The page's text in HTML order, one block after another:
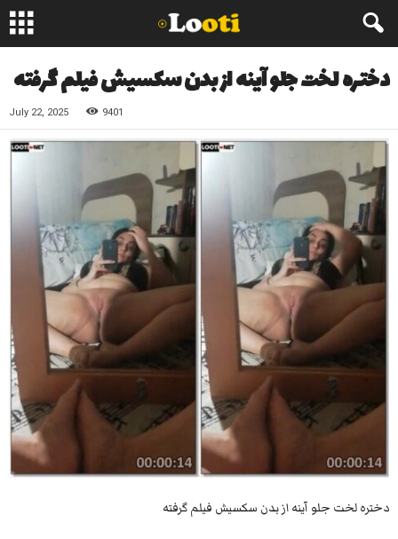
دختره لخت جلو آینه از بدن سکسیش فیلم گرفته
July 22, 2025 9401
دختره لخت جلو آینه از بدن سکسیش فیلم گرفته